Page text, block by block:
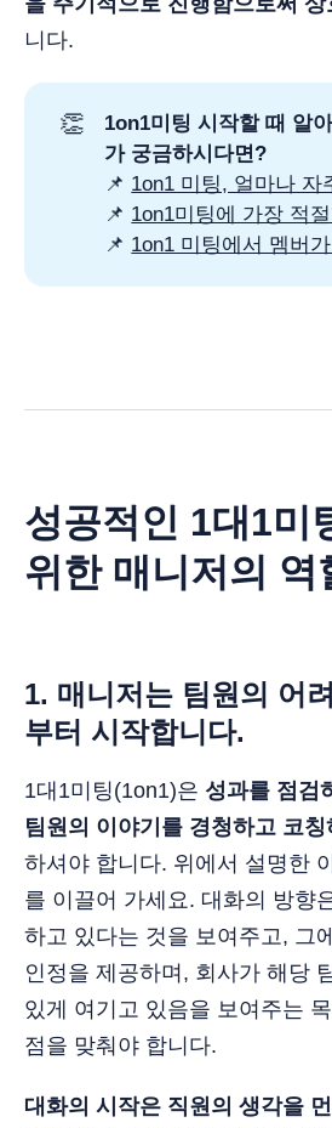
니다.
👏
1on1미팅 시작할 때 알
가 궁금하시다면?
📌 1on1 미팅, 얼마나 자
📌 1on1미팅에 가장 적
📌 1on1 미팅에서 멤버
성공적인 1대1미
위한 매니저의 역
1. 매니저는 팀원의 어
부터 시작합니다.
1대1미팅(1on1)은 성과를 점검
팀원의 이야기를 경청하고 코
하셔야 합니다. 위에서 설명한
를 이끌어 가세요. 대화의 방향
하고 있다는 것을 보여주고, 그
인정을 제공하며, 회사가 해당
있게 여기고 있음을 보여주는
점을 맞춰야 합니다.
대화의 시작은 직원의 생각을